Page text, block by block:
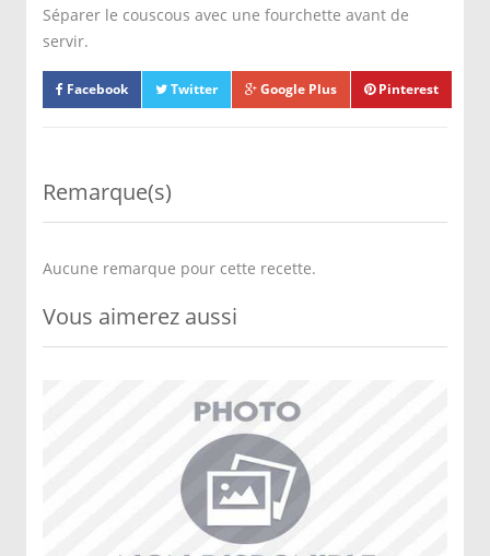
Séparer le couscous avec une fourchette avant de
servir.
Facebook Twitter Google Plus Pinterest
Remarque(s)
Aucune remarque pour cette recette.
Vous aimerez aussi